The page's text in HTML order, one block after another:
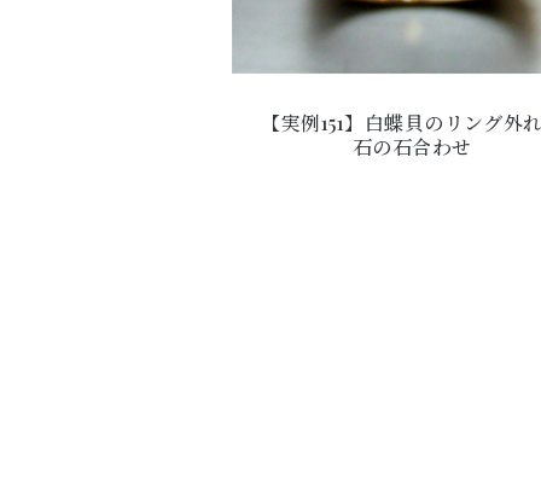
【実例151】白蝶貝のリング外
石の石合わせ